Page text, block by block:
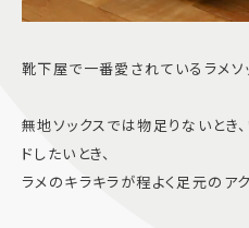
靴下屋で一番愛されているラメソ
無地ソックスでは物足りないとき
ドしたいとき、
ラメのキラキラが程よく足元のア